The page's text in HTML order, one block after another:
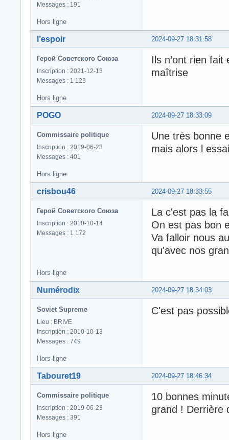
Messages : 191
Hors ligne
2024-09-27 18:31:58
l’espoir
Герой Советского Союза
Inscription : 2021-12-13
Messages : 1 123
Ils n’ont rien
maîtrise
Hors ligne
2024-09-27 18:33:09
POGO
Commissaire politique
Inscription : 2019-06-23
Messages : 401
Une très bonne
mais alors l
Hors ligne
2024-09-27 18:33:55
crisbou46
Герой Советского Союза
Inscription : 2010-10-14
Messages : 1 172
La c'est pas la
On est pas bon
Va falloir nous
qu'avec nos
Hors ligne
2024-09-27 18:34:03
Numérodix
Soviet Supreme
Lieu : BRIVE
Inscription : 2010-10-13
Messages : 749
C'est pas
Hors ligne
2024-09-27 18:46:34
Tabouret19
Commissaire politique
Inscription : 2019-06-23
Messages : 391
10 bonnes
grand ! Derrière
Hors ligne